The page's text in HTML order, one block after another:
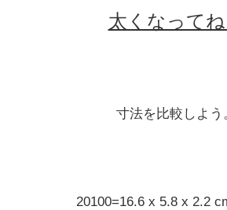
太くなってね
寸法を比較しよう
20100=16.6 x 5.8 x 2.2